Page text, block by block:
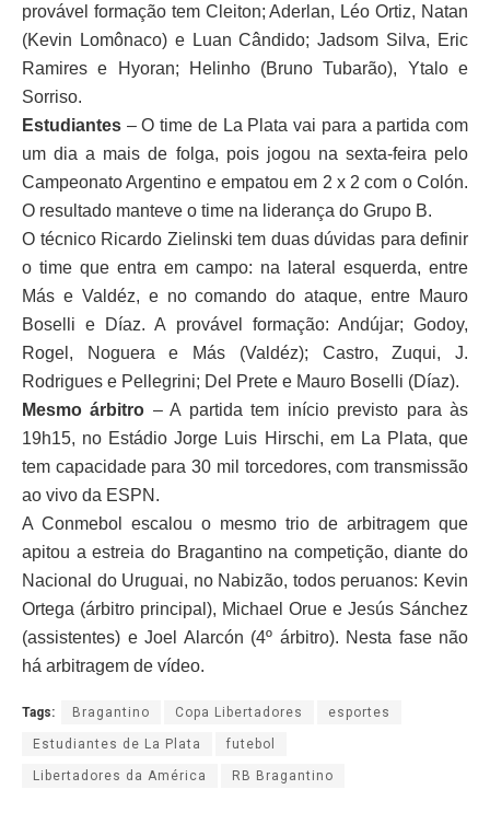
provável formação tem Cleiton; Aderlan, Léo Ortiz, Natan
(Kevin Lomônaco) e Luan Cândido; Jadsom Silva, Eric
Ramires e Hyoran; Helinho (Bruno Tubarão), Ytalo e
Sorriso.
Estudiantes – O time de La Plata vai para a partida com
um dia a mais de folga, pois jogou na sexta-feira pelo
Campeonato Argentino e empatou em 2 x 2 com o Colón.
O resultado manteve o time na liderança do Grupo B.
O técnico Ricardo Zielinski tem duas dúvidas para definir
o time que entra em campo: na lateral esquerda, entre
Más e Valdéz, e no comando do ataque, entre Mauro
Boselli e Díaz. A provável formação: Andújar; Godoy,
Rogel, Noguera e Más (Valdéz); Castro, Zuqui, J.
Rodrigues e Pellegrini; Del Prete e Mauro Boselli (Díaz).
Mesmo árbitro – A partida tem início previsto para às
19h15, no Estádio Jorge Luis Hirschi, em La Plata, que
tem capacidade para 30 mil torcedores, com transmissão
ao vivo da ESPN.
A Conmebol escalou o mesmo trio de arbitragem que
apitou a estreia do Bragantino na competição, diante do
Nacional do Uruguai, no Nabizão, todos peruanos: Kevin
Ortega (árbitro principal), Michael Orue e Jesús Sánchez
(assistentes) e Joel Alarcón (4º árbitro). Nesta fase não
há arbitragem de vídeo.
Tags: Bragantino Copa Libertadores esportes
Estudiantes de La Plata futebol
Libertadores da América RB Bragantino